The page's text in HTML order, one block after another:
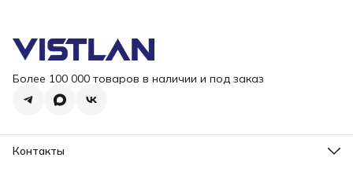
Более 100 000 товаров в наличии и под заказ
Контакты